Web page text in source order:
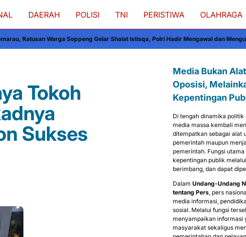
DAERAH POLISI TNI PERISTIWA OLAHRAGA
Gelar Shalat Istisqa, Polri Hadir Mengawal dan Menguatkan Kebersamaan
Tokoh
Sukses
Media Bukan
Oposisi,
Kepentingan
Di tengah dinamika
media massa kembali
ditempatkan sebagai alat
pemerintah maupun
pemerintah. Fungsi
kepentingan publik
berimbang, dan dapat
Dalam Undang-Undang
tentang Pers, pers
media informasi,
sosial. Melalui fungsi
menyampaikan informasi
masyarakat sekaligus